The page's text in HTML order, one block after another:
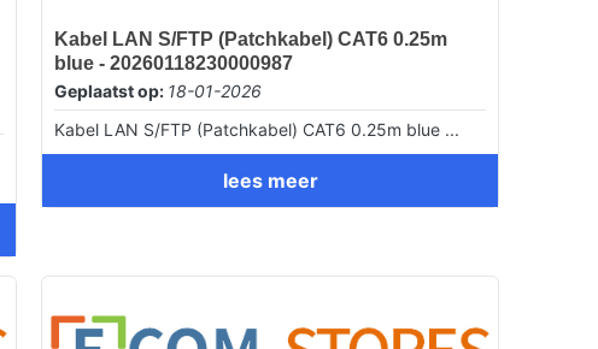
Kabel LAN S/FTP (Patchkabel) CAT6 0.25m
blue - 20260118230000987
Geplaatst op: 18-01-2026
Kabel LAN S/FTP (Patchkabel) CAT6 0.25m blue ...
lees meer